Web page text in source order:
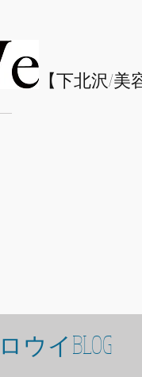
​【下北沢/美
ウイBLOG